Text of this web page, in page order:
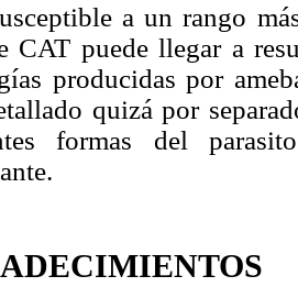
a un rango
CAT puede llegar a
producidas por
quizá por
formas del